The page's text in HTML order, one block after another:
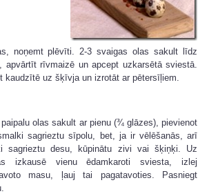
noņemt plēvīti. 2-3 svaigas olas sakult līdz
rīvmaizē un apcept uzkarsētā sviestā.
kaudzītē uz šķīvja un izrotāt ar pētersīļiem.
paipalu olas sakult ar pienu (¾ glāzes), pievienot
sagrieztu sīpolu, bet, ja ir vēlēšanās, arī
sagrieztu desu, kūpinātu zivi vai šķiņķi. Uz
izkausē vienu ēdamkaroti sviesta, izlej
masu, ļauj tai pagatavoties. Pasniegt